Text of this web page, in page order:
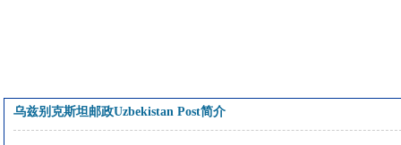
乌兹别克斯坦邮政Uzbekistan Post简介